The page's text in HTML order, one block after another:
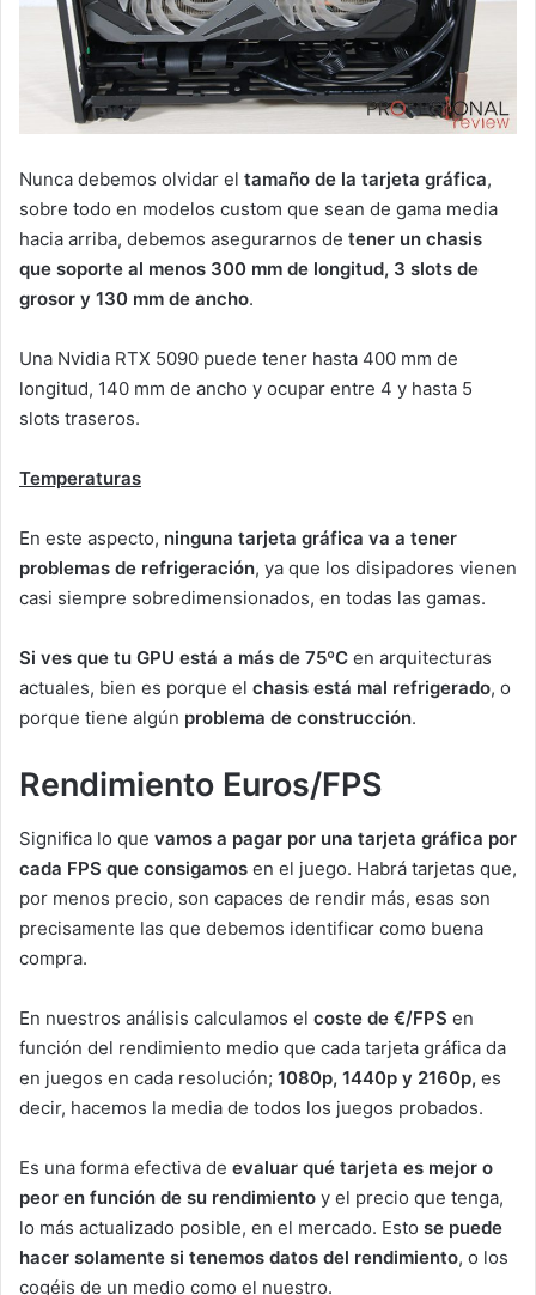
Nunca debemos olvidar el tamaño de la tarjeta gráfica,
sobre todo en modelos custom que sean de gama media
hacia arriba, debemos asegurarnos de tener un chasis
que soporte al menos 300 mm de longitud, 3 slots de
grosor y 130 mm de ancho.
Una Nvidia RTX 5090 puede tener hasta 400 mm de
longitud, 140 mm de ancho y ocupar entre 4 y hasta 5
slots traseros.
Temperaturas
En este aspecto, ninguna tarjeta gráfica va a tener
problemas de refrigeración, ya que los disipadores vienen
casi siempre sobredimensionados, en todas las gamas.
Si ves que tu GPU está a más de 75ºC en arquitecturas
actuales, bien es porque el chasis está mal refrigerado, o
porque tiene algún problema de construcción.
Rendimiento Euros/FPS
Significa lo que vamos a pagar por una tarjeta gráfica por
cada FPS que consigamos en el juego. Habrá tarjetas que,
por menos precio, son capaces de rendir más, esas son
precisamente las que debemos identificar como buena
compra.
En nuestros análisis calculamos el coste de €/FPS en
función del rendimiento medio que cada tarjeta gráfica da
en juegos en cada resolución; 1080p, 1440p y 2160p, es
decir, hacemos la media de todos los juegos probados.
Es una forma efectiva de evaluar qué tarjeta es mejor o
peor en función de su rendimiento y el precio que tenga,
lo más actualizado posible, en el mercado. Esto se puede
hacer solamente si tenemos datos del rendimiento, o los
cogéis de un medio como el nuestro.